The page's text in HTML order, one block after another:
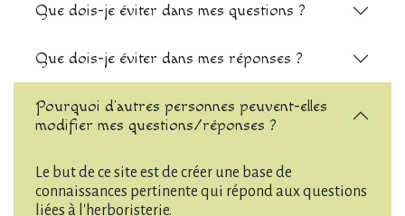
Que dois-je éviter dans mes questions ?
Que dois-je éviter dans mes réponses ?
Pourquoi d'autres personnes peuvent-elles
modifier mes questions/réponses ?
Le but de ce site est de créer une base de
connaissances pertinente qui répond aux questions
liées à l'herboristerie.